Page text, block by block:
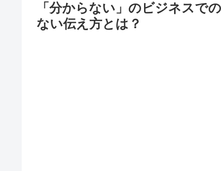
「分からない」のビジネスで
ない伝え方とは？